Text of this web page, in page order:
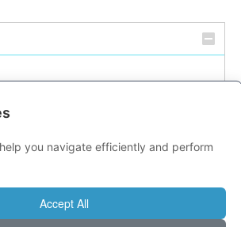
you navigate efficiently and perform
Accept All